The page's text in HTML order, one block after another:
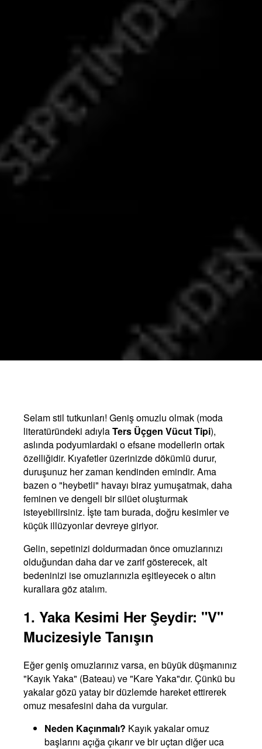
Selam stil tutkunları! Geniş omuzlu olmak (moda
literatüründeki adıylaTers Üçgen Vücut Tipi),
aslında podyumlardaki o efsane modellerin ortak
özelliğidir. Kıyafetler üzerinizde dökümlü durur,
duruşunuz her zaman kendinden emindir. Ama
bazen o "heybetli" havayı biraz yumuşatmak, daha
feminen ve dengeli bir silüet oluşturmak
isteyebilirsiniz. İşte tam burada, doğru kesimler ve
küçük illüzyonlar devreye giriyor.
Gelin, sepetinizi doldurmadan önce omuzlarınızı
olduğundan daha dar ve zarif gösterecek, alt
bedeninizi ise omuzlarınızla eşitleyecek o altın
kurallara göz atalım.
1. Yaka Kesimi Her Şeydir: "V"
Mucizesiyle Tanışın
Eğer geniş omuzlarınız varsa, en büyük düşmanınız
"Kayık Yaka" (Bateau) ve "Kare Yaka"dır. Çünkü bu
yakalar gözü yatay bir düzlemde hareket ettirerek
omuz mesafesini daha da vurgular.
Neden Kaçınmalı? Kayık yakalar omuz
başlarını açığa çıkarır ve bir uçtan diğer uca